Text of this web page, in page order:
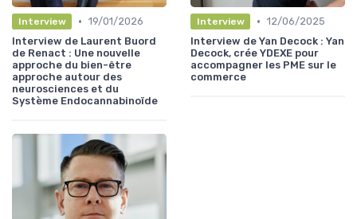
Interview • 19/01/2026
Interview de Laurent Buord
de Renact : Une nouvelle
approche du bien-être
approche autour des
neurosciences et du
Système Endocannabinoïde
Interview • 12/06/2025
Interview de Yan Decock : Yan
Decock, crée YDEXE pour
accompagner les PME sur le
commerce